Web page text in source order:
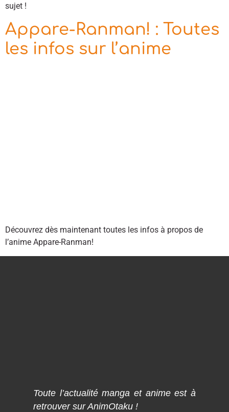
sujet !
Appare-Ranman! : Toutes
les infos sur l’anime
Découvrez dès maintenant toutes les infos à propos de
l’anime Appare-Ranman!
Toute l’actualité manga et anime est à
retrouver sur AnimOtaku !